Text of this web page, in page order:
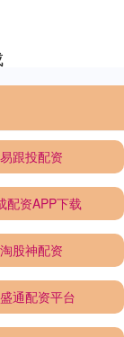
易跟投配资
配资APP下载
淘股神配资
通配资平台